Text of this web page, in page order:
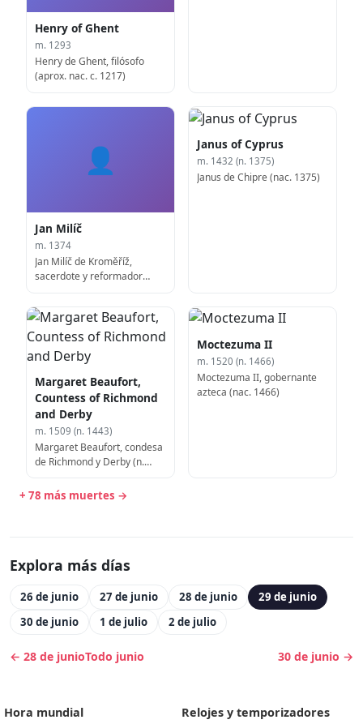
Henry of Ghent
m. 1293
Henry de Ghent, filósofo
(aprox. nac. c. 1217)
👤
Jan Milíč
m. 1374
Jan Milíč de Kroměříž,
sacerdote y reformador
Janus of Cyprus
m. 1432 (n. 1375)
Janus de Chipre (nac. 1375)
Margaret Beaufort,
Countess of Richmond
and Derby
m. 1509 (n. 1443)
Margaret Beaufort, condesa
de Richmond y Derby (n.
Moctezuma II
m. 1520 (n. 1466)
Moctezuma II, gobernante
azteca (nac. 1466)
+ 78 más muertes →
Explora más días
26 de junio 27 de junio 28 de junio
29 de junio
30 de junio
1 de julio 2 de julio
← 28 de junioTodo junio 30 de junio →
Hora mundial
Relojes y temporizadores